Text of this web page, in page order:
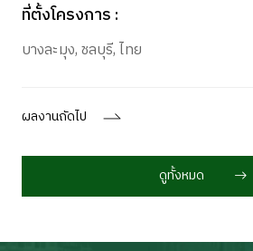
ที่ตั้งโครงการ :
บางละมุง, ชลบุรี, ไทย
ผลงานถัดไป
ดูทั้งหมด